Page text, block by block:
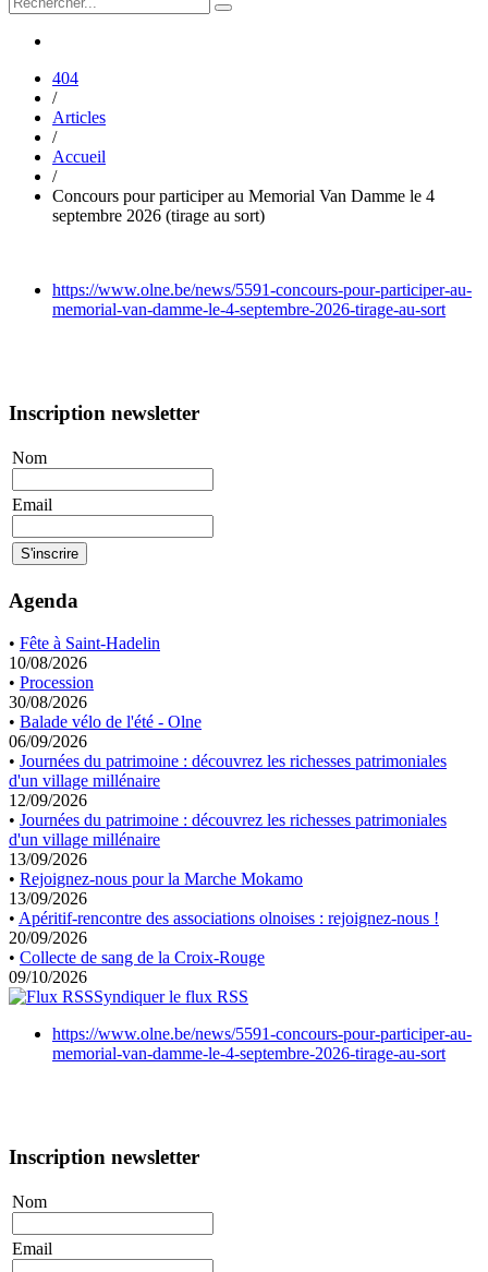
404
/
Articles
/
Accueil
/
Concours pour participer au Memorial Van Damme le 4
septembre 2026 (tirage au sort)
https://www.olne.be/news/5591-concours-pour-participer-au-
memorial-van-damme-le-4-septembre-2026-tirage-au-sort
Inscription newsletter
Nom
Email
Agenda
• Fête à Saint-Hadelin
10/08/2026
• Procession
30/08/2026
• Balade vélo de l'été - Olne
06/09/2026
• Journées du patrimoine : découvrez les richesses patrimoniales
d'un village millénaire
12/09/2026
• Journées du patrimoine : découvrez les richesses patrimoniales
d'un village millénaire
13/09/2026
• Rejoignez-nous pour la Marche Mokamo
13/09/2026
• Apéritif-rencontre des associations olnoises : rejoignez-nous !
20/09/2026
• Collecte de sang de la Croix-Rouge
09/10/2026
Syndiquer le flux RSS
https://www.olne.be/news/5591-concours-pour-participer-au-
memorial-van-damme-le-4-septembre-2026-tirage-au-sort
Inscription newsletter
Nom
Email